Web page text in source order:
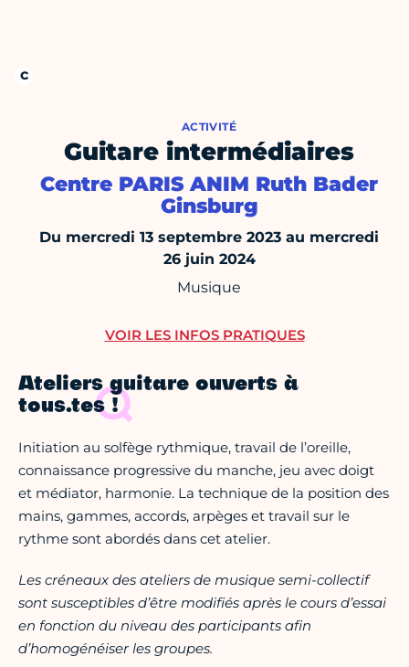
ACTIVITÉ
Guitare intermédiaires
Centre PARIS ANIM Ruth Bader
Ginsburg
Du mercredi 13 septembre 2023 au mercredi
26 juin 2024
Musique
Ateliers guitare ouverts à
tous.tes !
Initiation au solfège rythmique, travail de l’oreille,
connaissance progressive du manche, jeu avec doigt
et médiator, harmonie. La technique de la position des
mains, gammes, accords, arpèges et travail sur le
rythme sont abordés dans cet atelier.
Les créneaux des ateliers de musique semi-collectif
sont susceptibles d’être modifiés après le cours d’essai
en fonction du niveau des participants afin
d’homogénéiser les groupes.
VOIR LES INFOS PRATIQUES